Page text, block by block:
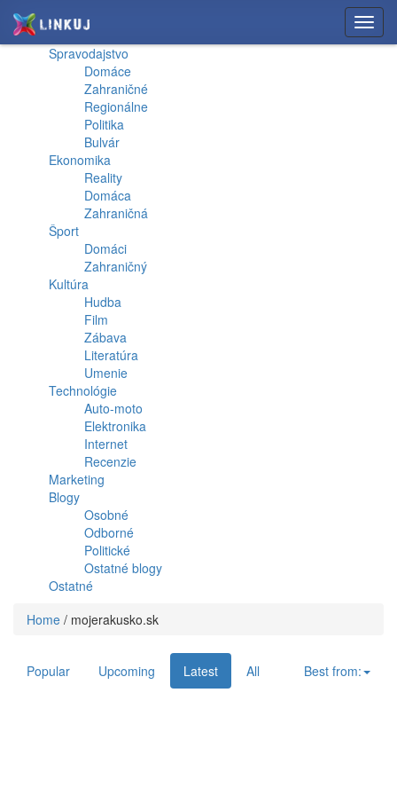
Spravodajstvo
Domáce
Zahraničné
Regionálne
Politika
Bulvár
Ekonomika
Reality
Domáca
Zahraničná
Šport
Domáci
Zahraničný
Kultúra
Hudba
Film
Zábava
Literatúra
Umenie
Technológie
Auto-moto
Elektronika
Internet
Recenzie
Marketing
Blogy
Osobné
Odborné
Politické
Ostatné blogy
Ostatné
Home / mojerakusko.sk
Popular Upcoming Latest All Best from: